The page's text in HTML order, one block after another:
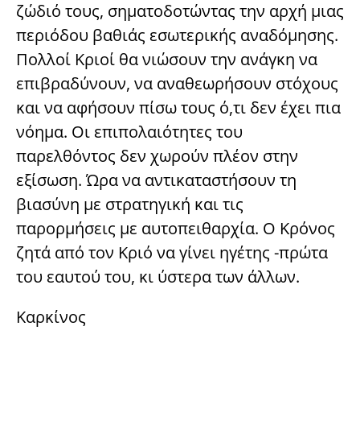
ζώδιό τους, σηματοδοτώντας την αρχή μιας
περιόδου βαθιάς εσωτερικής αναδόμησης.
Πολλοί Κριοί θα νιώσουν την ανάγκη να
επιβραδύνουν, να αναθεωρήσουν στόχους
και να αφήσουν πίσω τους ό,τι δεν έχει πια
νόημα. Οι επιπολαιότητες του
παρελθόντος δεν χωρούν πλέον στην
εξίσωση. Ώρα να αντικαταστήσουν τη
βιασύνη με στρατηγική και τις
παρορμήσεις με αυτοπειθαρχία. Ο Κρόνος
ζητά από τον Κριό να γίνει ηγέτης -πρώτα
του εαυτού του, κι ύστερα των άλλων.
Καρκίνος